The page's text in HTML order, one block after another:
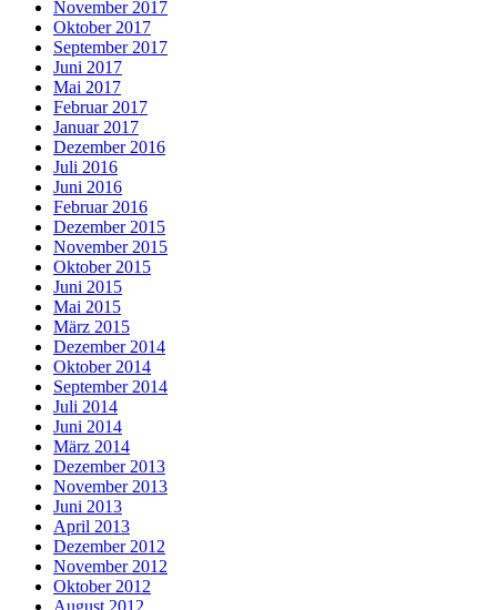
November 2017
Oktober 2017
September 2017
Juni 2017
Mai 2017
Februar 2017
Januar 2017
Dezember 2016
Juli 2016
Juni 2016
Februar 2016
Dezember 2015
November 2015
Oktober 2015
Juni 2015
Mai 2015
März 2015
Dezember 2014
Oktober 2014
September 2014
Juli 2014
Juni 2014
März 2014
Dezember 2013
November 2013
Juni 2013
April 2013
Dezember 2012
November 2012
Oktober 2012